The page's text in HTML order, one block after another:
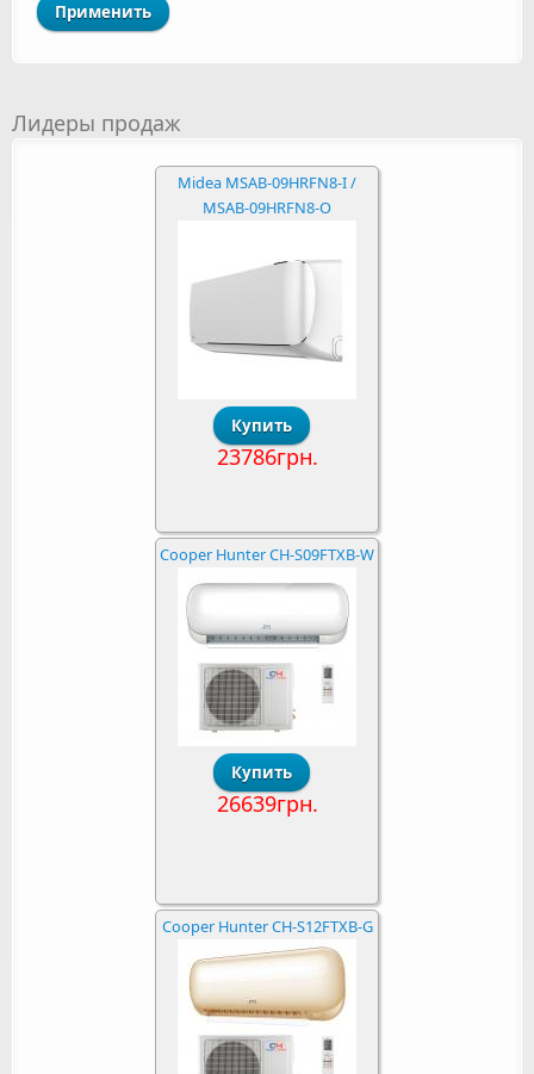
Лидеры продаж
Midea MSAB-09HRFN8-I /
MSAB-09HRFN8-O
23786грн.
Cooper Hunter CH-S09FTXB-W
26639грн.
Cooper Hunter CH-S12FTXB-G